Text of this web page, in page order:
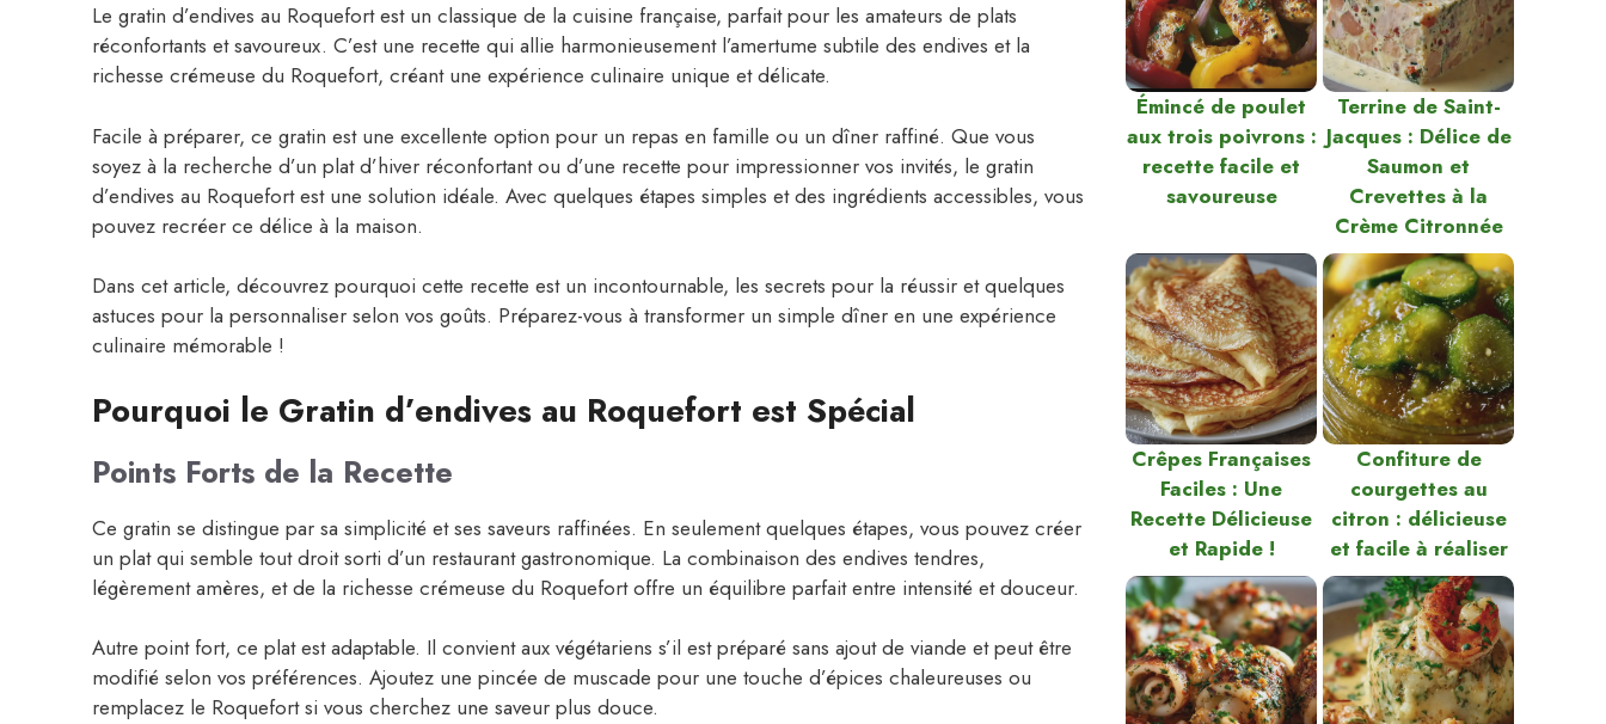
Le gratin d’endives au Roquefort est un classique de la cuisine française, parfait pour les amateurs de plats
réconfortants et savoureux. C’est une recette qui allie harmonieusement l’amertume subtile des endives et la
richesse crémeuse du Roquefort, créant une expérience culinaire unique et délicate.
Facile à préparer, ce gratin est une excellente option pour un repas en famille ou un dîner raffiné. Que vous
soyez à la recherche d’un plat d’hiver réconfortant ou d’une recette pour impressionner vos invités, le gratin
d’endives au Roquefort est une solution idéale. Avec quelques étapes simples et des ingrédients accessibles, vous
pouvez recréer ce délice à la maison.
Dans cet article, découvrez pourquoi cette recette est un incontournable, les secrets pour la réussir et quelques
astuces pour la personnaliser selon vos goûts. Préparez-vous à transformer un simple dîner en une expérience
culinaire mémorable !
Pourquoi le Gratin d’endives au Roquefort est Spécial
Points Forts de la Recette
Ce gratin se distingue par sa simplicité et ses saveurs raffinées. En seulement quelques étapes, vous pouvez créer
un plat qui semble tout droit sorti d’un restaurant gastronomique. La combinaison des endives tendres,
légèrement amères, et de la richesse crémeuse du Roquefort offre un équilibre parfait entre intensité et douceur.
Autre point fort, ce plat est adaptable. Il convient aux végétariens s’il est préparé sans ajout de viande et peut être
modifié selon vos préférences. Ajoutez une pincée de muscade pour une touche d’épices chaleureuses ou
remplacez le Roquefort si vous cherchez une saveur plus douce.
Émincé de poulet
aux trois poivrons :
recette facile et
savoureuse
Terrine de Saint-
Jacques : Délice de
Saumon et
Crevettes à la
Crème Citronnée
Crêpes Françaises
Faciles : Une
Recette Délicieuse
et Rapide !
Confiture de
courgettes au
citron : délicieuse
et facile à réaliser